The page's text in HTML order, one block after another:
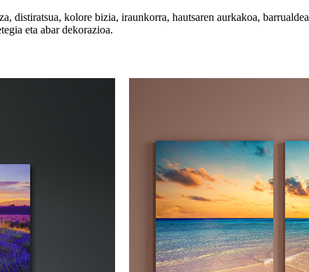
distiratsua, kolore bizia, iraunkorra, hautsaren aurkakoa,
eta abar dekorazioa.